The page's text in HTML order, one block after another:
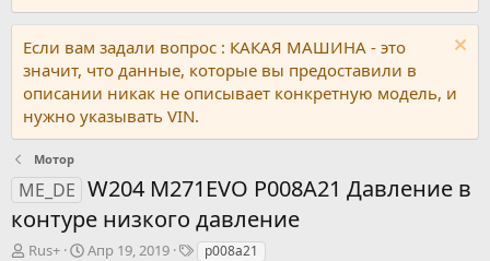
Если вам задали вопрос : КАКАЯ МАШИНА - это
значит, что данные, которые вы предоставили в
описании никак не описывает конкретную модель, и
нужно указывать VIN.
Мотор
ME_DE W204 M271EVO P008A21 Давление в
контуре низкого давление
А
Rus+
Д
Апр 19, 2019
Тp008a21